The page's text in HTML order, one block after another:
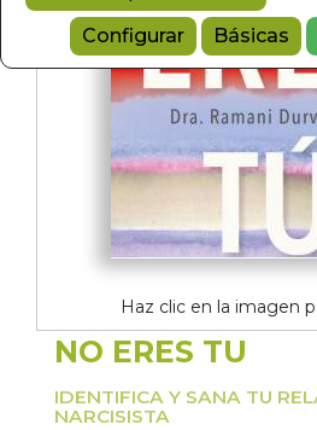
Configurar
Básicas
Haz clic en la imagen
NO ERES TU
IDENTIFICA Y SANA TU
NARCISISTA